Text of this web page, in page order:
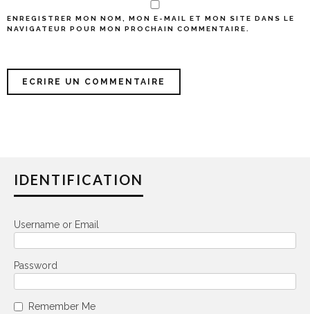
ENREGISTRER MON NOM, MON E-MAIL ET MON SITE DANS LE
NAVIGATEUR POUR MON PROCHAIN COMMENTAIRE.
IDENTIFICATION
Username or Email
Password
Remember Me